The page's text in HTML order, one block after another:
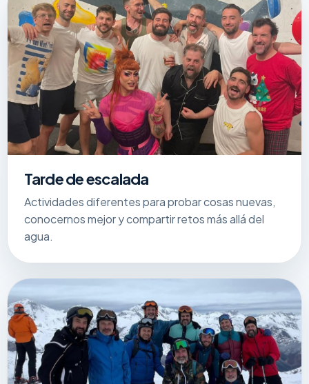
Tarde de escalada
Actividades diferentes para probar cosas nuevas,
conocernos mejor y compartir retos más allá del
agua.